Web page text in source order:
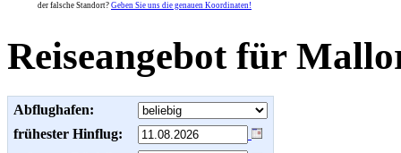
der falsche Standort? Geben Sie uns die genauen Koordinaten!
Reiseangebot für
Abflughafen:
frühester Hinflug: